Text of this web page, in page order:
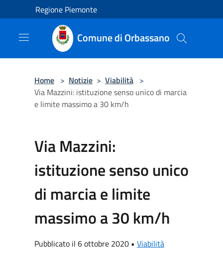
Salta al contenuto principale
Regione Piemonte
Comune di Orbassano
Home > Notizie > Viabilità >
Via Mazzini: istituzione senso unico di marcia
e limite massimo a 30 km/h
Via Mazzini:
istituzione senso unico
di marcia e limite
massimo a 30 km/h
Pubblicato il 6 ottobre 2020 • Viabilità